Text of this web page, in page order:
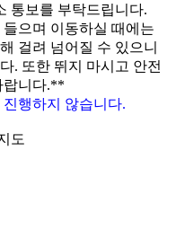
통보를 부탁드립니다.
으며 이동하실 때에는
걸려 넘어질 수 있으니
. 또한 뛰지 마시고 안전
랍니다.**
행하지 않습니다.